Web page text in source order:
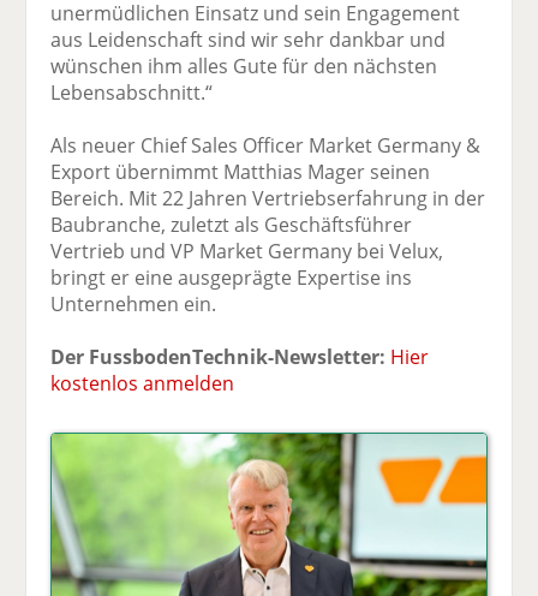
unermüdlichen Einsatz und sein Engagement
aus Leidenschaft sind wir sehr dankbar und
wünschen ihm alles Gute für den nächsten
Lebensabschnitt.“
Als neuer Chief Sales Officer Market Germany &
Export übernimmt Matthias Mager seinen
Bereich. Mit 22 Jahren Vertriebserfahrung in der
Baubranche, zuletzt als Geschäftsführer
Vertrieb und VP Market Germany bei Velux,
bringt er eine ausgeprägte Expertise ins
Unternehmen ein.
Der FussbodenTechnik-Newsletter: Hier
kostenlos anmelden